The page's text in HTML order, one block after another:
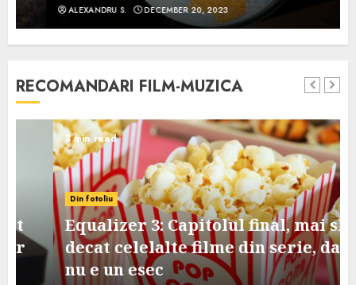
ALEXANDRU S. DECEMBER 20, 2023
RECOMANDARI FILM-MUZICA
3 min read
Din fotoliu
Equalizer 3: Capitolul final, mai slab
decat celelalte filme din serie, dar
nu e un esec